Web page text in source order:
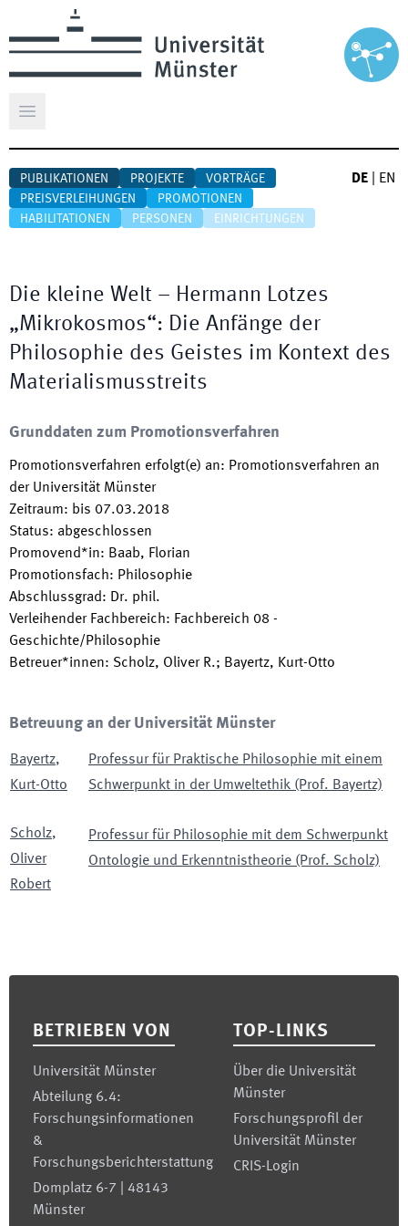
Hauptmenü öffnen
PUBLIKATIONEN PROJEKTE
VORTRÄGE
PREISVERLEIHUNGEN
PROMOTIONEN
HABILITATIONEN
PERSONEN EINRICHTUNGEN
DE EN
Die kleine Welt – Hermann Lotzes
„Mikrokosmos“: Die Anfänge der
Philosophie des Geistes im Kontext des
Materialismusstreits
Grunddaten zum Promotionsverfahren
Promotionsverfahren erfolgt(e) an: Promotionsverfahren an
der Universität Münster
Zeitraum: bis 07.03.2018
Status: abgeschlossen
Promovend*in: Baab, Florian
Promotionsfach: Philosophie
Abschlussgrad: Dr. phil.
Verleihender Fachbereich: Fachbereich 08 -
Geschichte/Philosophie
Betreuer*innen: Scholz, Oliver R.; Bayertz, Kurt-Otto
Betreuung an der Universität Münster
Bayertz,
Kurt-Otto
Professur für Praktische Philosophie mit einem
Schwerpunkt in der Umweltethik (Prof. Bayertz)
Scholz,
Oliver
Robert
Professur für Philosophie mit dem Schwerpunkt
Ontologie und Erkenntnistheorie (Prof. Scholz)
BETRIEBEN VON
Universität Münster
Abteilung 6.4:
Forschungsinformationen
&
Forschungsberichterstattung
Domplatz 6-7 | 48143
Münster
TOP-LINKS
Über die Universität
Münster
Forschungsprofil der
Universität Münster
CRIS-Login